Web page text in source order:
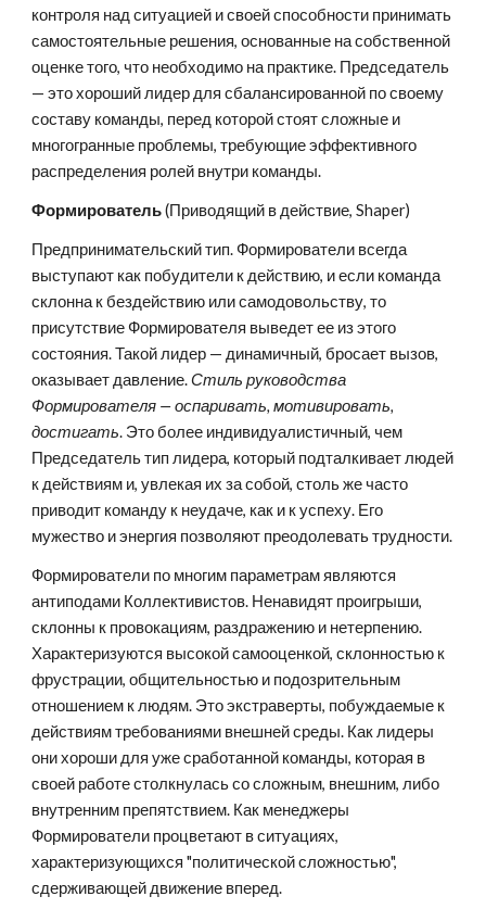
контроля над ситуацией и своей способности принимать
самостоятельные решения, основанные на собственной
оценке того, что необходимо на практике. Председатель
— это хороший лидер для сбалансированной по своему
составу команды, перед которой стоят сложные и
многогранные проблемы, требующие эффективного
распределения ролей внутри команды.
Формирователь (Приводящий в действие, Shaper)
Предпринимательский тип. Формирователи всегда
выступают как побудители к действию, и если команда
склонна к бездействию или самодовольству, то
присутствие Формирователя выведет ее из этого
состояния. Такой лидер — динамичный, бросает вызов,
оказывает давление. Стиль руководства
Формирователя — оспаривать, мотивировать,
достигать. Это более индивидуалистичный, чем
Председатель тип лидера, который подталкивает людей
к действиям и, увлекая их за собой, столь же часто
приводит команду к неудаче, как и к успеху. Его
мужество и энергия позволяют преодолевать трудности.
Формирователи по многим параметрам являются
антиподами Коллективистов. Ненавидят проигрыши,
склонны к провокациям, раздражению и нетерпению.
Характеризуются высокой самооценкой, склонностью к
фрустрации, общительностью и подозрительным
отношением к людям. Это экстраверты, побуждаемые к
действиям требованиями внешней среды. Как лидеры
они хороши для уже сработанной команды, которая в
своей работе столкнулась со сложным, внешним, либо
внутренним препятствием. Как менеджеры
Формирователи процветают в ситуациях,
характеризующихся "политической сложностью",
сдерживающей движение вперед.